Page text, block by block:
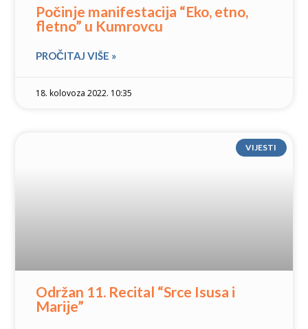
Počinje manifestacija “Eko, etno,
fletno” u Kumrovcu
PROČITAJ VIŠE »
18. kolovoza 2022. 10:35
VIJESTI
Održan 11. Recital “Srce Isusa i
Marije”